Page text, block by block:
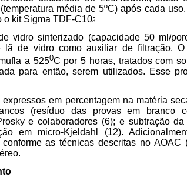
média de 5ºC) após cada
o kit Sigma TDF-C10â
vidro sinterizado (capacidade 50 ml/
lã de vidro como auxiliar de filtração.
a 5250C por 5 horas, tratados com
para então, serem utilizados. Esse
em percentagem na matéria
(resíduo das provas em branco
e colaboradores (6); e subtração
em micro-Kjeldahl (12).
as técnicas descritas no AOAC